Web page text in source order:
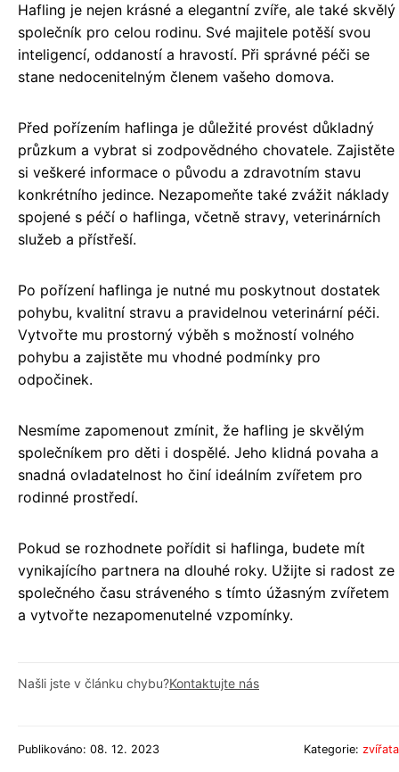
Hafling je nejen krásné a elegantní zvíře, ale také skvělý
společník pro celou rodinu. Své majitele potěší svou
inteligencí, oddaností a hravostí. Při správné péči se
stane nedocenitelným členem vašeho domova.
Před pořízením haflinga je důležité provést důkladný
průzkum a vybrat si zodpovědného chovatele. Zajistěte
si veškeré informace o původu a zdravotním stavu
konkrétního jedince. Nezapomeňte také zvážit náklady
spojené s péčí o haflinga, včetně stravy, veterinárních
služeb a přístřeší.
Po pořízení haflinga je nutné mu poskytnout dostatek
pohybu, kvalitní stravu a pravidelnou veterinární péči.
Vytvořte mu prostorný výběh s možností volného
pohybu a zajistěte mu vhodné podmínky pro
odpočinek.
Nesmíme zapomenout zmínit, že hafling je skvělým
společníkem pro děti i dospělé. Jeho klidná povaha a
snadná ovladatelnost ho činí ideálním zvířetem pro
rodinné prostředí.
Pokud se rozhodnete pořídit si haflinga, budete mít
vynikajícího partnera na dlouhé roky. Užijte si radost ze
společného času stráveného s tímto úžasným zvířetem
a vytvořte nezapomenutelné vzpomínky.
Našli jste v článku chybu?Kontaktujte nás
Publikováno: 08. 12. 2023 Kategorie: zvířata